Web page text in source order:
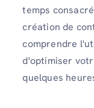
temps
création de
comprendre
d'optimiser
quelques